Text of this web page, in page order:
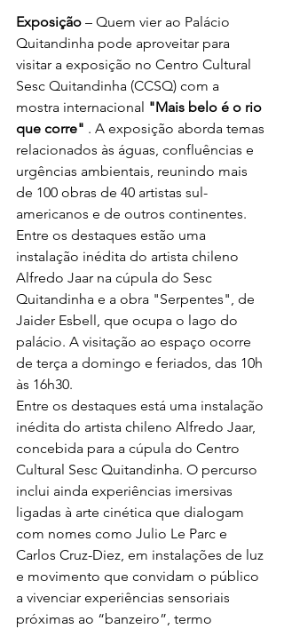
Exposição – Quem vier ao Palácio
Quitandinha pode aproveitar para
visitar a exposição no Centro Cultural
Sesc Quitandinha (CCSQ) com a
mostra internacional "Mais belo é o rio
que corre" . A exposição aborda temas
relacionados às águas, confluências e
urgências ambientais, reunindo mais
de 100 obras de 40 artistas sul-
americanos e de outros continentes.
Entre os destaques estão uma
instalação inédita do artista chileno
Alfredo Jaar na cúpula do Sesc
Quitandinha e a obra "Serpentes", de
Jaider Esbell, que ocupa o lago do
palácio. A visitação ao espaço ocorre
de terça a domingo e feriados, das 10h
às 16h30.
Entre os destaques está uma instalação
inédita do artista chileno Alfredo Jaar,
concebida para a cúpula do Centro
Cultural Sesc Quitandinha. O percurso
inclui ainda experiências imersivas
ligadas à arte cinética que dialogam
com nomes como Julio Le Parc e
Carlos Cruz-Diez, em instalações de luz
e movimento que convidam o público
a vivenciar experiências sensoriais
próximas ao “banzeiro”, termo